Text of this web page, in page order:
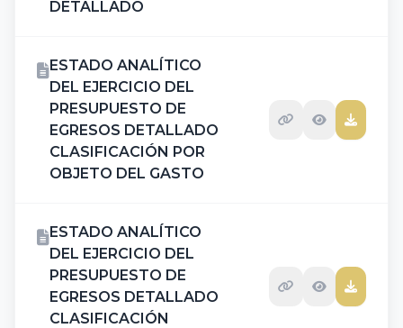
DETALLADO
ESTADO ANALÍTICO
DEL EJERCICIO DEL
PRESUPUESTO DE
EGRESOS DETALLADO
CLASIFICACIÓN POR
OBJETO DEL GASTO
ESTADO ANALÍTICO
DEL EJERCICIO DEL
PRESUPUESTO DE
EGRESOS DETALLADO
CLASIFICACIÓN